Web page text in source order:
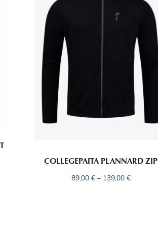
COLLEGEPAITA PLANNARD ZIP
89,00 € – 139,00 €